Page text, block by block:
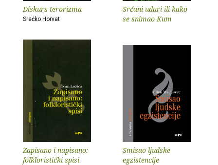
Diskurs terorizma
Srećko Horvat
Srčani udari ili kako
se snimao Kum
Zapisano i napisano:
folkloristički spisi
Smisao ljudske
egzistencije